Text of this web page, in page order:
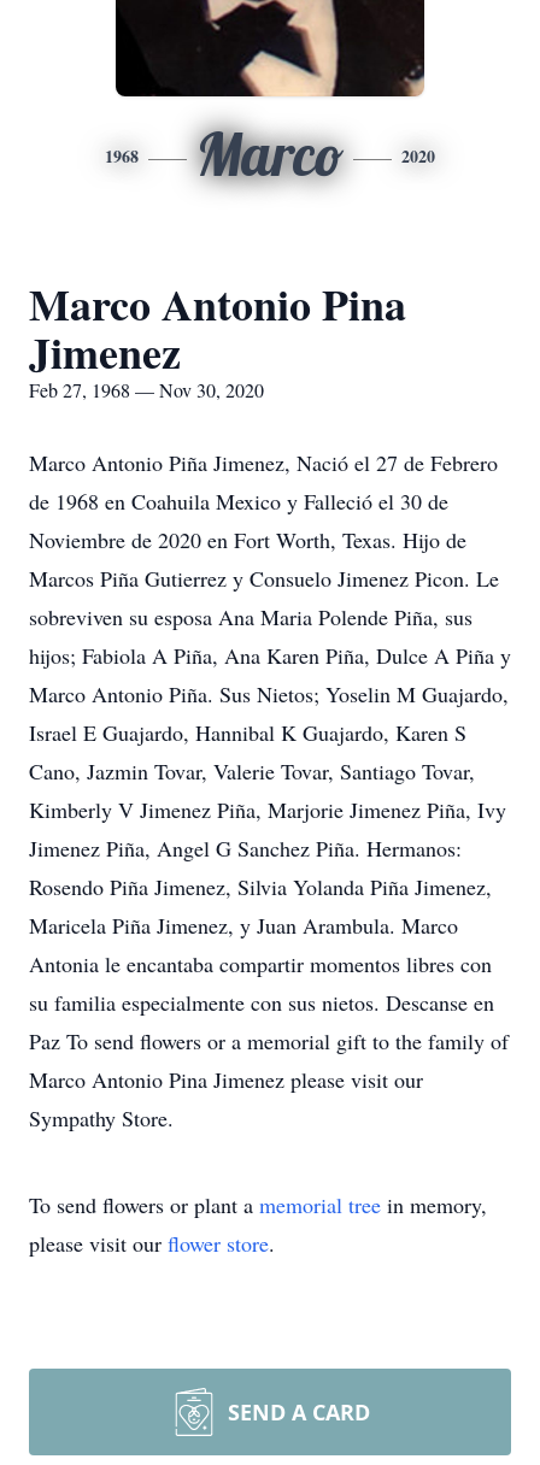
1968 Marco 2020
Marco Antonio Pina
Jimenez
Feb 27, 1968 — Nov 30, 2020
Marco Antonio Piña Jimenez, Nació el 27 de Febrero
de 1968 en Coahuila Mexico y Falleció el 30 de
Noviembre de 2020 en Fort Worth, Texas. Hijo de
Marcos Piña Gutierrez y Consuelo Jimenez Picon. Le
sobreviven su esposa Ana Maria Polende Piña, sus
hijos; Fabiola A Piña, Ana Karen Piña, Dulce A Piña y
Marco Antonio Piña. Sus Nietos; Yoselin M Guajardo,
Israel E Guajardo, Hannibal K Guajardo, Karen S
Cano, Jazmin Tovar, Valerie Tovar, Santiago Tovar,
Kimberly V Jimenez Piña, Marjorie Jimenez Piña, Ivy
Jimenez Piña, Angel G Sanchez Piña. Hermanos:
Rosendo Piña Jimenez, Silvia Yolanda Piña Jimenez,
Maricela Piña Jimenez, y Juan Arambula. Marco
Antonia le encantaba compartir momentos libres con
su familia especialmente con sus nietos. Descanse en
Paz To send flowers or a memorial gift to the family of
Marco Antonio Pina Jimenez please visit our
Sympathy Store.
To send flowers or plant a memorial tree in memory,
please visit our flower store.
SEND A CARD